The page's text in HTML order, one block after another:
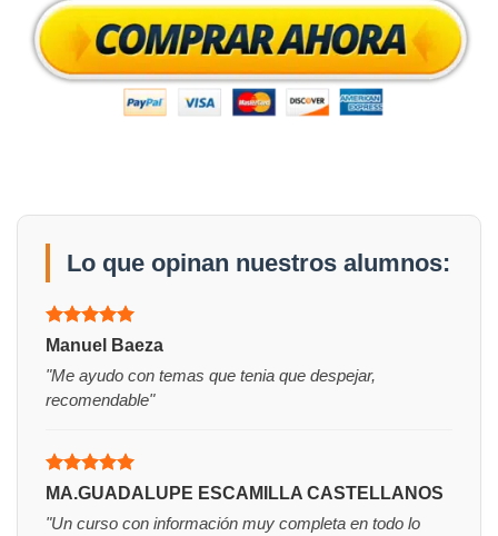
Lo que opinan nuestros alumnos:
Valorado
con5de 5
Manuel Baeza
"Me ayudo con temas que tenia que despejar,
recomendable"
Valorado
con5 de 5
MA.GUADALUPE ESCAMILLA CASTELLANOS
"Un curso con información muy completa en todo lo